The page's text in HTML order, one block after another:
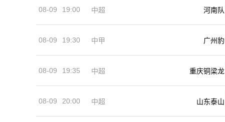
08-09 19:00 中超 河南队
08-09 19:30 中甲 广州豹
08-09 19:35 中超 重庆铜梁龙
08-09 20:00 中超 山东泰山